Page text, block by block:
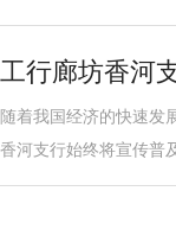
工行廊坊香河
随着我国经济的快速发
香河支行始终将宣传普